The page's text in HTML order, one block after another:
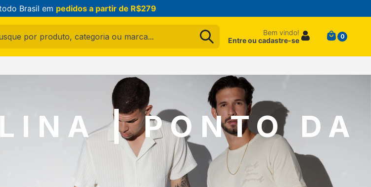
Brasil em pedidos a partir de R$279
por produto, categoria ou marca...
Bem vindo!
Entre ou cadastre-se
0
| PONTO DA